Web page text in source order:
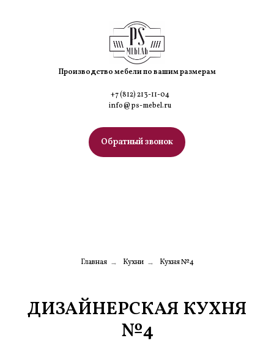
Производство мебели по вашим размерам
+7 (812) 213-11-04
info@ps-mebel.ru
Обратный звонок
Главная → Кухни → Кухня №4
ДИЗАЙНЕРСКАЯ КУХНЯ
№4